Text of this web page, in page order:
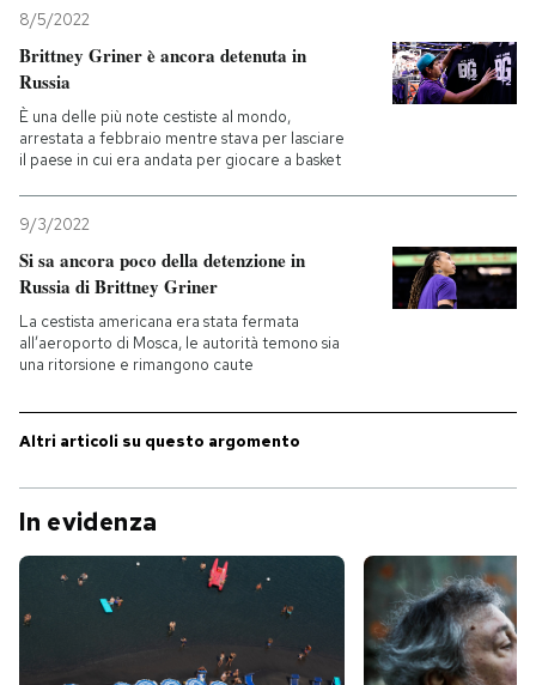
8/5/2022
Brittney Griner è ancora detenuta in
Russia
È una delle più note cestiste al mondo,
arrestata a febbraio mentre stava per lasciare
il paese in cui era andata per giocare a basket
9/3/2022
Si sa ancora poco della detenzione in
Russia di Brittney Griner
La cestista americana era stata fermata
all’aeroporto di Mosca, le autorità temono sia
una ritorsione e rimangono caute
Altri articoli su questo argomento
In evidenza